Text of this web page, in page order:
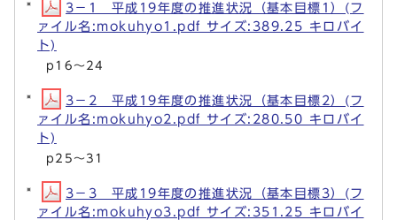
3－1 平成19年度の推進状況（基本目標1）(フ
ァイル名:mokuhyo1.pdf サイズ:389.25 キロバイ
ト)
p16～24
3－2 平成19年度の推進状況（基本目標2）(フ
ァイル名:mokuhyo2.pdf サイズ:280.50 キロバイ
ト)
p25～31
3－3 平成19年度の推進状況（基本目標3）(フ
ァイル名:mokuhyo3.pdf サイズ:351.25 キロバイ